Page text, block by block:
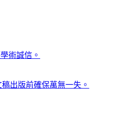
術誠信。
出版前確保萬無一失。